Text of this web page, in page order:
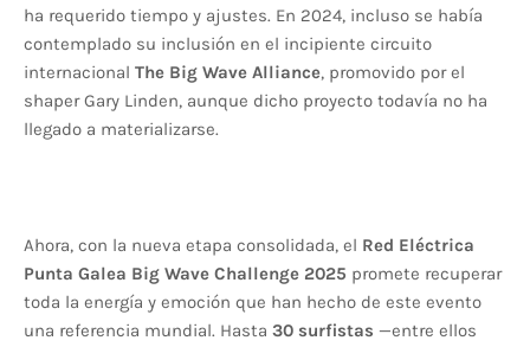
ha requerido tiempo y ajustes. En 2024, incluso se había
contemplado su inclusión en el incipiente circuito
internacional The Big Wave Alliance, promovido por el
shaper Gary Linden, aunque dicho proyecto todavía no ha
llegado a materializarse.
Ahora, con la nueva etapa consolidada, el Red Eléctrica
Punta Galea Big Wave Challenge 2025 promete recuperar
toda la energía y emoción que han hecho de este evento
una referencia mundial. Hasta 30 surfistas —entre ellos